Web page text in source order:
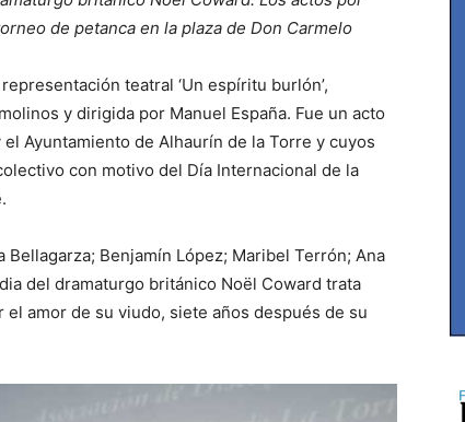
de petanca en la plaza de Don Carmelo
teatral ‘Un espíritu burlón’,
y dirigida por Manuel España. Fue un acto
Ayuntamiento de Alhaurín de la Torre y cuyos
con motivo del Día Internacional de la
Benjamín López; Maribel Terrón; Ana
del dramaturgo británico Noël Coward trata
amor de su viudo, siete años después de su